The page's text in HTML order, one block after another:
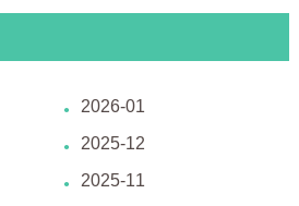
2026-01
2025-12
2025-11